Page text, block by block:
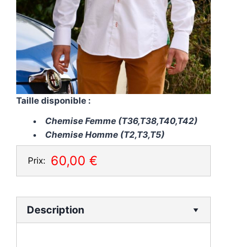
Taille disponible :
Chemise Femme (T36,T38,T40,T42)
Chemise Homme (T2,T3,T5)
Prix: 60,00 €
Description